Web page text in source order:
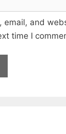
email, and
time I